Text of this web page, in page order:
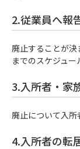
2.従業員へ報
廃止することが
までのスケジュー
3.入所者・家
廃止について入所
4.入所者の転